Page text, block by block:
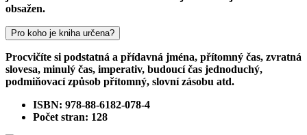
obsažen.
Pro koho je kniha určena?
Procvičíte si podstatná a přídavná jména, přítomný čas, zvratná
slovesa, minulý čas, imperativ, budoucí čas jednoduchý,
podmiňovací způsob přítomný, slovní zásobu atd.
ISBN: 978-88-6182-078-4
Počet stran: 128